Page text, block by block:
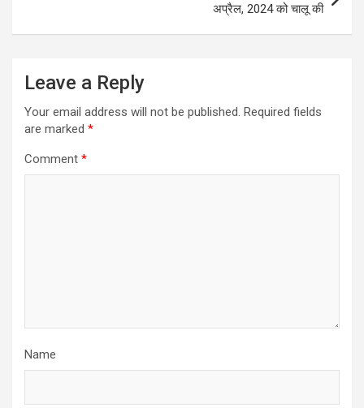
अप्रैल, 2024 को चालू की
Leave a Reply
Your email address will not be published. Required fields
are marked *
Comment *
Name